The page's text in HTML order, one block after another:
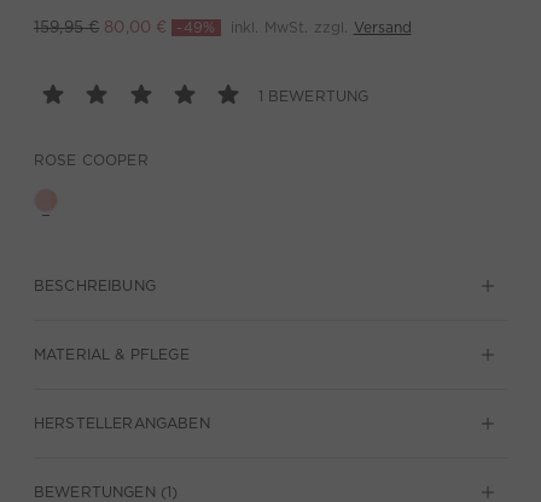
159,95 € 80,00 € -49% inkl. MwSt. zzgl. Versand
1 BEWERTUNG
ROSE COOPER
BESCHREIBUNG
MATERIAL & PFLEGE
HERSTELLERANGABEN
BEWERTUNGEN (1)